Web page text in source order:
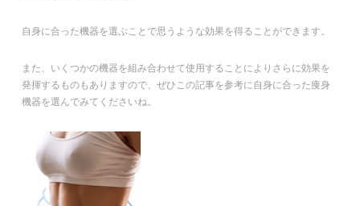
自身に合った機器を選ぶことで思うような効果を得ることができます。
また、いくつかの機器を組み合わせて使用することによりさらに効果を
発揮するものもありますので、ぜひこの記事を参考に自身に合った痩身
機器を選んでみてくださいね。